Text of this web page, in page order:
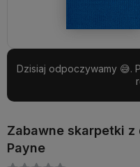
Dzisiaj odpoczywamy 😅.
Zabawne skarpetki
Payne